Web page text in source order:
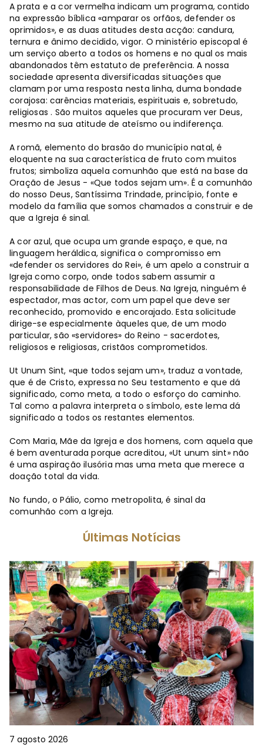
A prata e a cor vermelha indicam um programa, contido
na expressão bíblica «amparar os orfãos, defender os
oprimidos», e as duas atitudes desta acção: candura,
ternura e ânimo decidido, vigor. O ministério episcopal é
um serviço aberto a todos os homens e no qual os mais
abandonados têm estatuto de preferência. A nossa
sociedade apresenta diversificadas situações que
clamam por uma resposta nesta linha, duma bondade
corajosa: carências materiais, espirituais e, sobretudo,
religiosas . São muitos aqueles que procuram ver Deus,
mesmo na sua atitude de ateísmo ou indiferença.
A romã, elemento do brasão do município natal, é
eloquente na sua característica de fruto com muitos
frutos; simboliza aquela comunhão que está na base da
Oração de Jesus - «Que todos sejam um». É a comunhão
do nosso Deus, Santíssima Trindade, princípio, fonte e
modelo da família que somos chamados a construir e de
que a Igreja é sinal.
A cor azul, que ocupa um grande espaço, e que, na
linguagem heráldica, significa o compromisso em
«defender os servidores do Rei», é um apelo a construir a
Igreja como corpo, onde todos sabem assumir a
responsabilidade de Filhos de Deus. Na Igreja, ninguém é
espectador, mas actor, com um papel que deve ser
reconhecido, promovido e encorajado. Esta solicitude
dirige-se especialmente àqueles que, de um modo
particular, são «servidores» do Reino - sacerdotes,
religiosos e religiosas, cristãos comprometidos.
Ut Unum Sint, «que todos sejam um», traduz a vontade,
que é de Cristo, expressa no Seu testamento e que dá
significado, como meta, a todo o esforço do caminho.
Tal como a palavra interpreta o símbolo, este lema dá
significado a todos os restantes elementos.
Com Maria, Mãe da Igreja e dos homens, com aquela que
é bem aventurada porque acreditou, «Ut unum sint» não
é uma aspiração ilusória mas uma meta que merece a
doação total da vida.
No fundo, o Pálio, como metropolita, é sinal da
comunhão com a Igreja.
Últimas Notícias
7 agosto 2026